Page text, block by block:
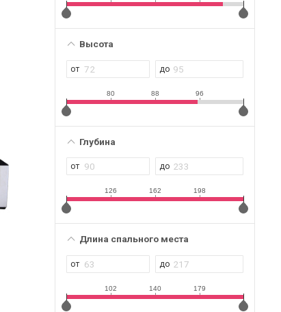
Высота
80 88 96
Глубина
126 162 198
Длина спального места
102 140 179